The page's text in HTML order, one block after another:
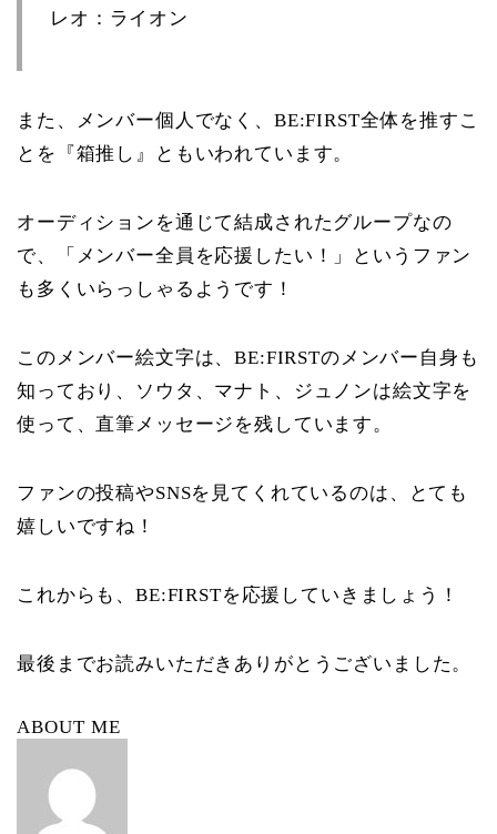
レオ：ライオン
また、メンバー個人でなく、BE:FIRST全体を推すこ
とを『箱推し』ともいわれています。
オーディションを通じて結成されたグループなの
で、「メンバー全員を応援したい！」というファン
も多くいらっしゃるようです！
このメンバー絵文字は、BE:FIRSTのメンバー自身も
知っており、ソウタ、マナト、ジュノンは絵文字を
使って、直筆メッセージを残しています。
ファンの投稿やSNSを見てくれているのは、とても
嬉しいですね！
これからも、BE:FIRSTを応援していきましょう！
最後までお読みいただきありがとうございました。
ABOUT ME